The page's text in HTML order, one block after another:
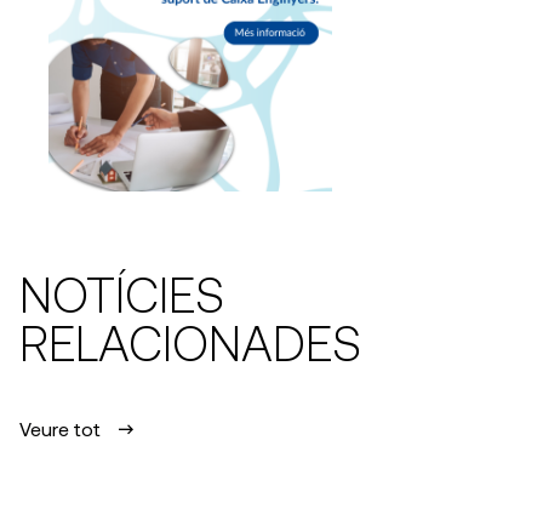
NOTÍCIES
RELACIONADES
Veure tot